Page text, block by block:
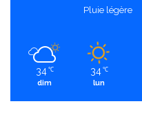
Pluie légère
34 ℃
dim
34 ℃
lun